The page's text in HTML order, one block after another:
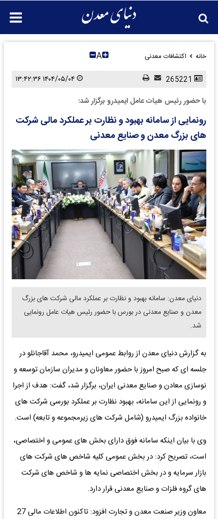
خانه اکتشافات معدنی A
با حضور رئیس هیات عامل ایمیدرو برگزار شد؛
رونمایی از سامانه بهبود و نظارت بر عملکرد مالی شرکت
های بزرگ معدن و صنایع معدنی
دنیای معدن: سامانه بهبود و نظارت بر عملکرد مالی شرکت های بزرگ
معدن و صنایع معدنی در بورس با حضور رئیس هیات عامل رونمایی
شد.
به گزارش دنیای معدن از روابط عمومی ایمیدرو، محمد آقاجانلو در
جلسه ای که صبح امروز با حضور معاونان و مدیران سازمان توسعه و
نوسازی معادن و صنایع معدنی ایران، برگزار شد، گفت: هدف از اجرا
و رونمایی از این سامانه، بهبود نظارت بر عملکرد بورسی شرکت های
خانواده بزرگ ایمیدرو (شامل شرکت های زیرمجموعه و تابعه) است.
وی با بیان اینکه سامانه فوق دارای بخش های عمومی و اختصاصی،
است، تصریح کرد: در بخش عمومی کلیه شاخص های شرکت های
بازار سرمایه و در بخش اختصاصی نمایه ها و شاخص های شرکت
های گروه فلزات و صنایع معدنی قرار دارد.
معاون وزیر صنعت معدن و تجارت افزود: تاکنون اطلاعات مالی 27